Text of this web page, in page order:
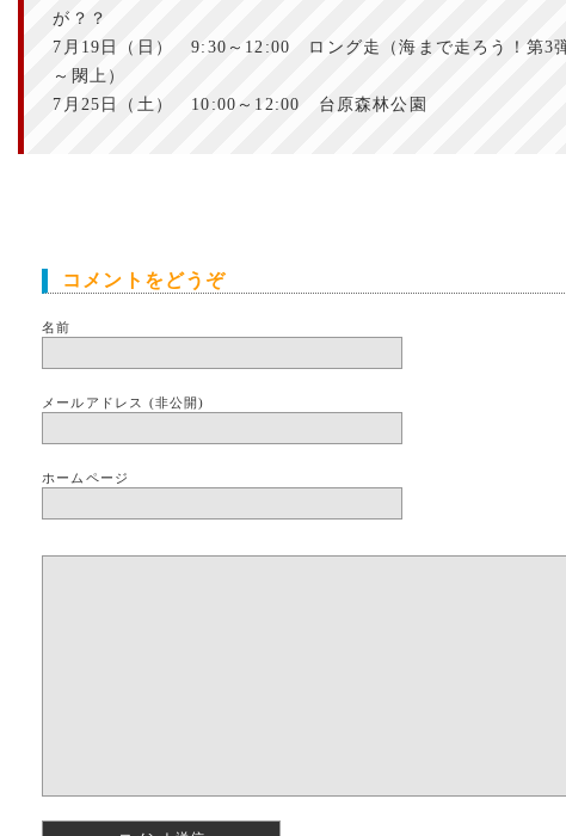
が？？
7月19日（日） 9:30～12:00 ロング走（海まで走ろう！第3
～閖上）
7月25日（土） 10:00～12:00 台原森林公園
コメントをどうぞ
名前
メールアドレス (非公開)
ホームページ